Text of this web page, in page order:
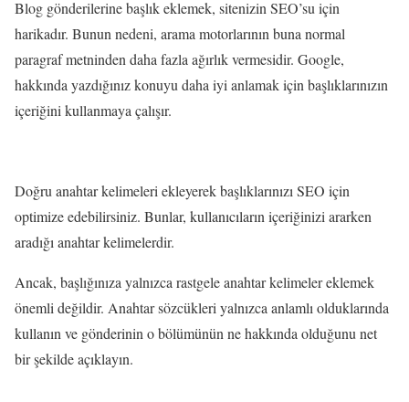
Blog gönderilerine başlık eklemek, sitenizin SEO’su için
harikadır. Bunun nedeni, arama motorlarının buna normal
paragraf metninden daha fazla ağırlık vermesidir. Google,
hakkında yazdığınız konuyu daha iyi anlamak için başlıklarınızın
içeriğini kullanmaya çalışır.
Doğru anahtar kelimeleri ekleyerek başlıklarınızı SEO için
optimize edebilirsiniz. Bunlar, kullanıcıların içeriğinizi ararken
aradığı anahtar kelimelerdir.
Ancak, başlığınıza yalnızca rastgele anahtar kelimeler eklemek
önemli değildir. Anahtar sözcükleri yalnızca anlamlı olduklarında
kullanın ve gönderinin o bölümünün ne hakkında olduğunu net
bir şekilde açıklayın.